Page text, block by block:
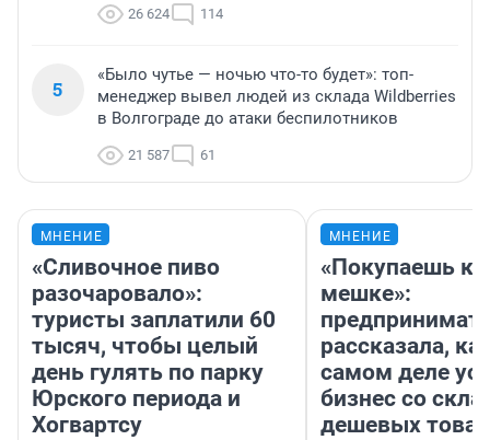
26 624 114
5
«Было чутье — ночью что-то будет»: топ-
менеджер вывел людей из склада Wildberries
в Волгограде до атаки беспилотников
21 587 61
МНЕНИЕ
«Сливочное пиво
разочаровало»:
туристы заплатили 60
тысяч, чтобы целый
день гулять по парку
Юрского периода и
Хогвартсу
МНЕНИЕ
«Покупаешь
мешке»:
рассказала,
самом деле
бизнес со
дешевых